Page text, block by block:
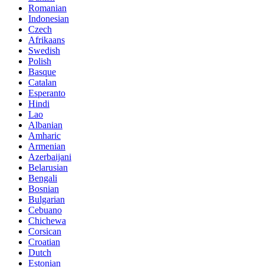
Romanian
Indonesian
Czech
Afrikaans
Swedish
Polish
Basque
Catalan
Esperanto
Hindi
Lao
Albanian
Amharic
Armenian
Azerbaijani
Belarusian
Bengali
Bosnian
Bulgarian
Cebuano
Chichewa
Corsican
Croatian
Dutch
Estonian